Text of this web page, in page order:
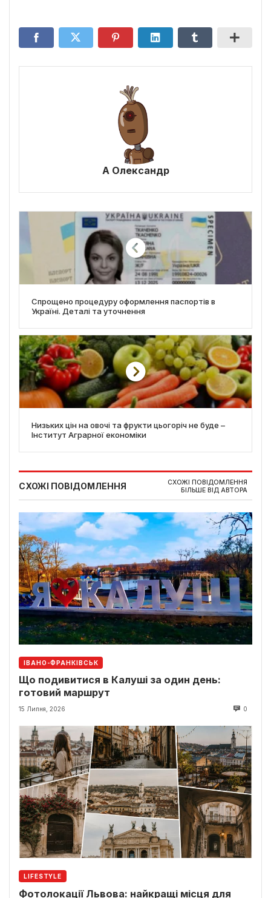
А Олександр
Спрощено процедуру оформлення паспортів в
Україні. Деталі та уточнення
Низьких цін на овочі та фрукти цьогоріч не буде –
Інститут Аграрної економіки
СХОЖІ ПОВІДОМЛЕННЯ
СХОЖІ ПОВІДОМЛЕННЯ
БІЛЬШЕ ВІД АВТОРА
ІВАНО-ФРАНКІВСЬК
Що подивитися в Калуші за один день:
готовий маршрут
15 Липня, 2026 0
LIFESTYLE
Фотолокації Львова: найкращі місця для